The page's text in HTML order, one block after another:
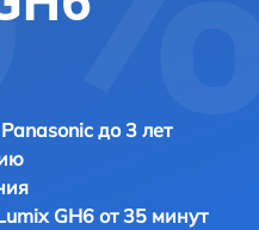
до 3 лет
GH6 от 35 минут